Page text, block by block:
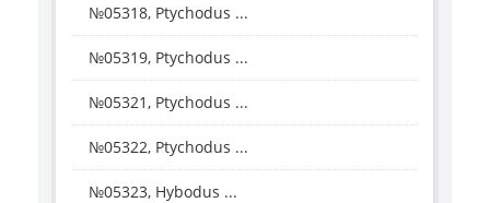
№05318, Ptychodus ...
№05319, Ptychodus ...
№05321, Ptychodus ...
№05322, Ptychodus ...
№05323, Hybodus ...